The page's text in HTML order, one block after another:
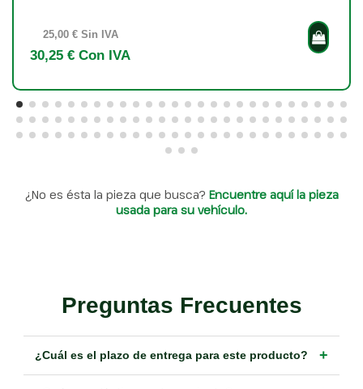
25,00 € Sin IVA
30,25 € Con IVA
¿No es ésta la pieza que busca? Encuentre aquí la pieza
usada para su vehículo.
Preguntas Frecuentes
¿Cuál es el plazo de entrega para este producto? +